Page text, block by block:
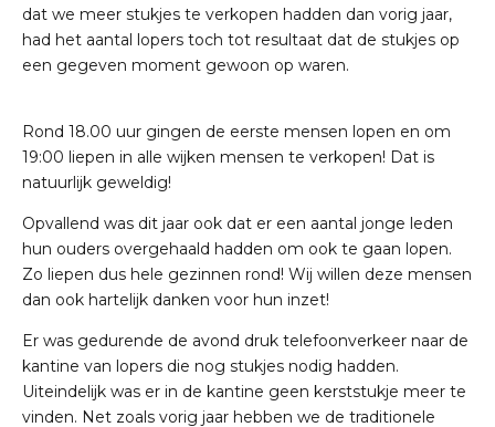
dat we meer stukjes te verkopen hadden dan vorig jaar,
had het aantal lopers toch tot resultaat dat de stukjes op
een gegeven moment gewoon op waren.
Rond 18.00 uur gingen de eerste mensen lopen en om
19:00 liepen in alle wijken mensen te verkopen! Dat is
natuurlijk geweldig!
Opvallend was dit jaar ook dat er een aantal jonge leden
hun ouders overgehaald hadden om ook te gaan lopen.
Zo liepen dus hele gezinnen rond! Wij willen deze mensen
dan ook hartelijk danken voor hun inzet!
Er was gedurende de avond druk telefoonverkeer naar de
kantine van lopers die nog stukjes nodig hadden.
Uiteindelijk was er in de kantine geen kerststukje meer te
vinden. Net zoals vorig jaar hebben we de traditionele